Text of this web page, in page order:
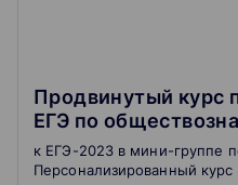
Продвинутый курс
ЕГЭ по
бюджет
к ЕГЭ-2023 в мини-группе
Персонализированный